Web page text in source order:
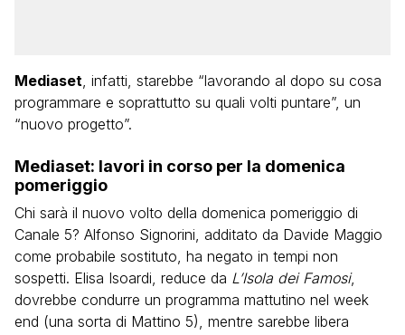
Mediaset, infatti, starebbe “lavorando al dopo su cosa
programmare e soprattutto su quali volti puntare”, un
“nuovo progetto”.
Mediaset: lavori in corso per la domenica
pomeriggio
Chi sarà il nuovo volto della domenica pomeriggio di
Canale 5? Alfonso Signorini, additato da Davide Maggio
come probabile sostituto, ha negato in tempi non
sospetti. Elisa Isoardi, reduce da L’Isola dei Famosi,
dovrebbe condurre un programma mattutino nel week
end (una sorta di Mattino 5), mentre sarebbe libera